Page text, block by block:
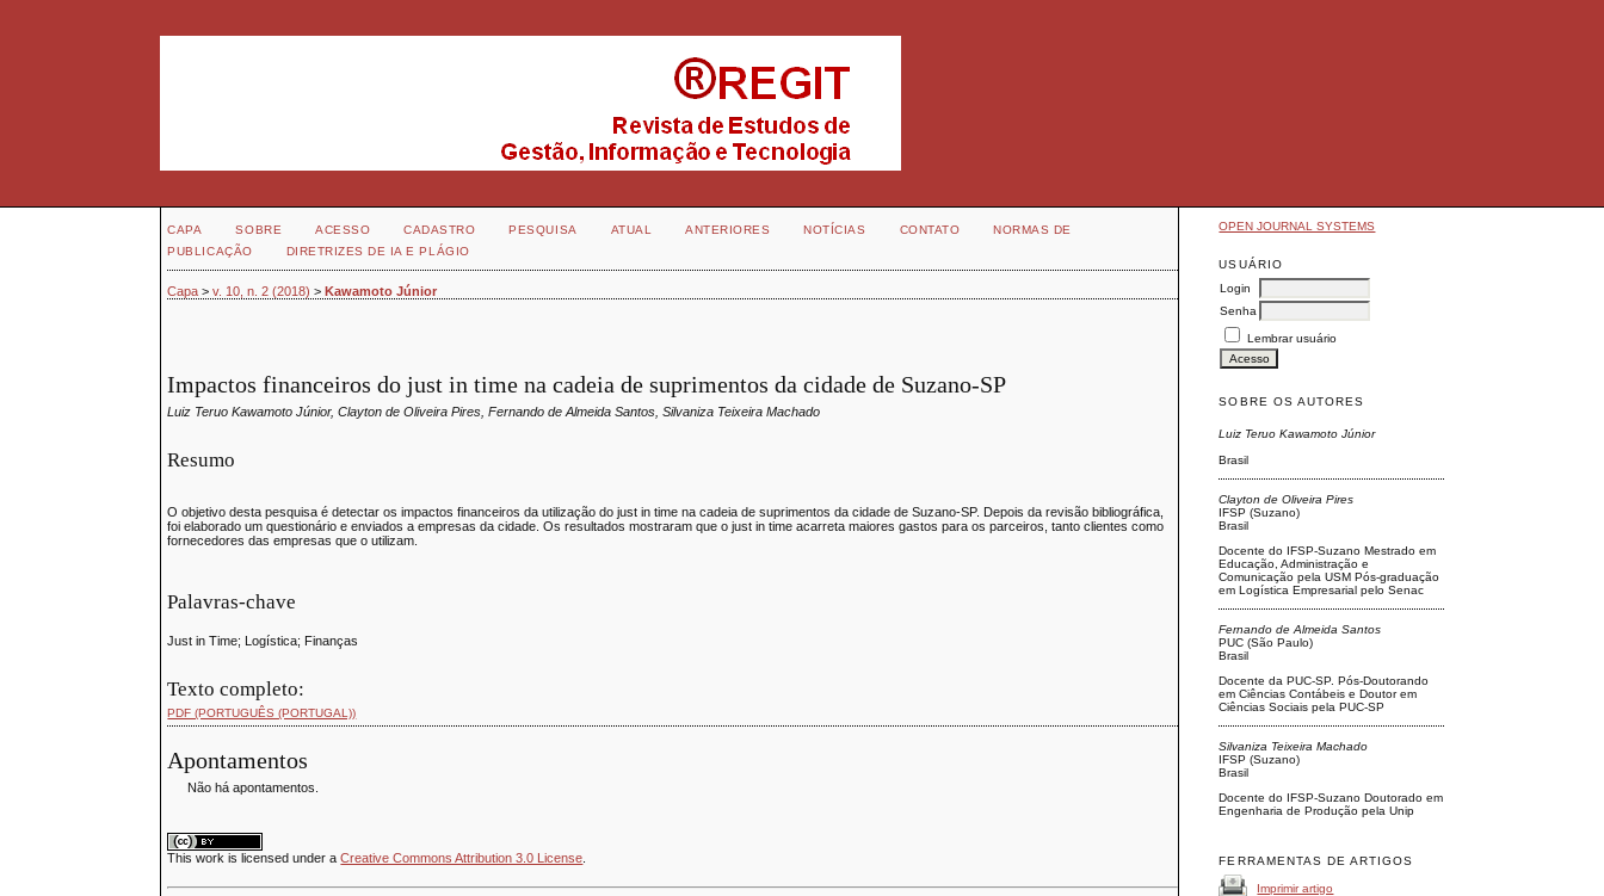
OPEN JOURNAL SYSTEMS
USUÁRIO
Login
Senha
Lembrar usuário
SOBRE OS AUTORES
Luiz Teruo Kawamoto Júnior
Brasil
Clayton de Oliveira Pires
IFSP (Suzano)
Brasil
Docente do IFSP-Suzano Mestrado em
Educação, Administração e
Comunicação pela USM Pós-graduação
em Logística Empresarial pelo Senac
Fernando de Almeida Santos
PUC (São Paulo)
Brasil
Docente da PUC-SP. Pós-Doutorando
em Ciências Contábeis e Doutor em
Ciências Sociais pela PUC-SP
Silvaniza Teixeira Machado
IFSP (Suzano)
Brasil
Docente do IFSP-Suzano Doutorado em
Engenharia de Produção pela Unip
FERRAMENTAS DE ARTIGOS
Imprimir artigo
CAPA SOBRE ACESSO CADASTRO PESQUISA ATUAL ANTERIORES NOTÍCIAS CONTATO
NORMAS DE
PUBLICAÇÃO
DIRETRIZES DE IA E PLÁGIO
Capa >v. 10, n. 2 (2018) >Kawamoto Júnior
Impactos financeiros do just in time na cadeia de suprimentos da cidade de Suzano-SP
Luiz Teruo Kawamoto Júnior, Clayton de Oliveira Pires, Fernando de Almeida Santos, Silvaniza Teixeira Machado
Resumo
O objetivo desta pesquisa é detectar os impactos financeiros da utilização do just in time na cadeia de suprimentos da cidade de Suzano-SP. Depois da revisão bibliográfica,
foi elaborado um questionário e enviados a empresas da cidade. Os resultados mostraram que o just in time acarreta maiores gastos para os parceiros, tanto clientes como
fornecedores das empresas que o utilizam.
Palavras-chave
Just in Time; Logística; Finanças
Texto completo:
PDF (PORTUGUÊS (PORTUGAL))
Apontamentos
Não há apontamentos.
Thiswork is licensed under aCreative Commons Attribution 3.0 License